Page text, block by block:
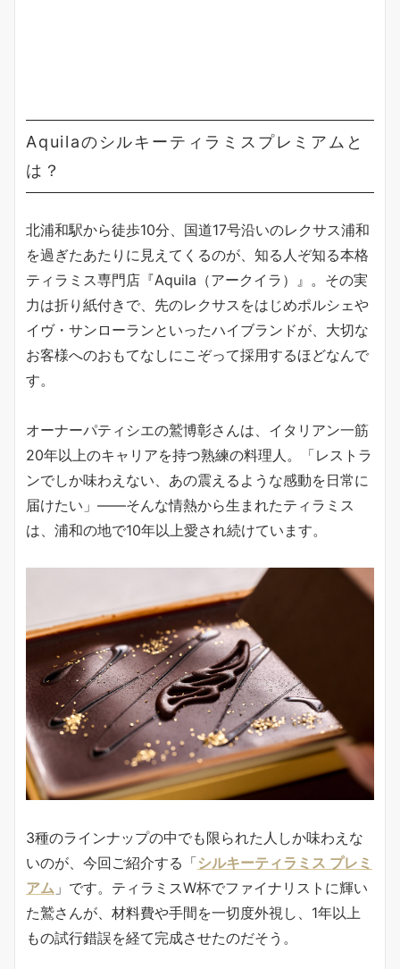
Aquilaのシルキーティラミスプレミアムと
は？
北浦和駅から徒歩10分、国道17号沿いのレクサス浦和
を過ぎたあたりに見えてくるのが、知る人ぞ知る本格
ティラミス専門店『Aquila（アークイラ）』。その実
力は折り紙付きで、先のレクサスをはじめポルシェや
イヴ・サンローランといったハイブランドが、大切な
お客様へのおもてなしにこぞって採用するほどなんで
す。
オーナーパティシエの鷲博彰さんは、イタリアン一筋
20年以上のキャリアを持つ熟練の料理人。「レストラ
ンでしか味わえない、あの震えるような感動を日常に
届けたい」——そんな情熱から生まれたティラミス
は、浦和の地で10年以上愛され続けています。
3種のラインナップの中でも限られた人しか味わえな
いのが、今回ご紹介する「シルキーティラミス プレミ
アム 」です。ティラミスW杯でファイナリストに輝い
た鷲さんが、材料費や手間を一切度外視し、1年以上
もの試行錯誤を経て完成させたのだそう。